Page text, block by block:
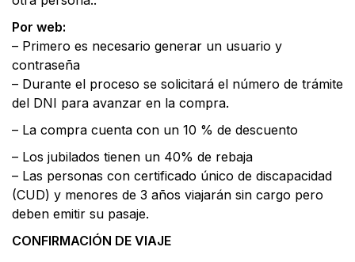
Por web:
– Primero es necesario generar un usuario y
contraseña
– Durante el proceso se solicitará el número de trámite
del DNI para avanzar en la compra.
– La compra cuenta con un 10 % de descuento
– Los jubilados tienen un 40% de rebaja
– Las personas con certificado único de discapacidad
(CUD) y menores de 3 años viajarán sin cargo pero
deben emitir su pasaje.
CONFIRMACIÓN DE VIAJE